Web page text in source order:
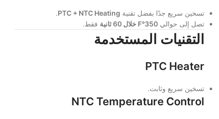
تسخين سريع جدًا بفضل تقنية PTC + NTC Heating
.
تصل إلى حوالي 350°F خلال 60 ثانية فقط.
التقنيات المستخدمة
PTC Heater
تسخين سريع وثابت.
NTC Temperature Control